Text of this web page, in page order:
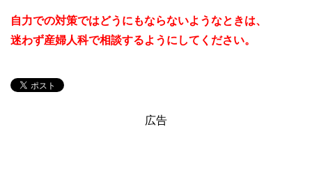
自力での対策ではどうにもならないようなときは、
迷わず産婦人科で相談するようにしてください。
広告